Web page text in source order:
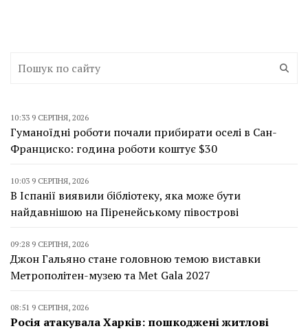
10:33 9 СЕРПНЯ, 2026
Гуманоїдні роботи почали прибирати оселі в Сан-
Франциско: година роботи коштує $30
10:03 9 СЕРПНЯ, 2026
В Іспанії виявили бібліотеку, яка може бути
найдавнішою на Піренейському півострові
09:28 9 СЕРПНЯ, 2026
Джон Гальяно стане головною темою виставки
Метрополітен-музею та Met Gala 2027
08:51 9 СЕРПНЯ, 2026
Росія атакувала Харків: пошкоджені житлові